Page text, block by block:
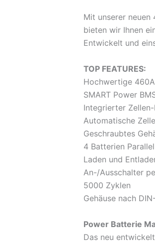
Mit unserer neuen
bieten wir Ihnen
Entwickelt und
TOP FEATURES:
Hochwertige
SMART Power
Integrierter
Automatische
Geschraubtes
4 Batterien
Laden und
An-/Ausschalter
5000 Zyklen
Gehäuse nach
Power Batterie
Das neu